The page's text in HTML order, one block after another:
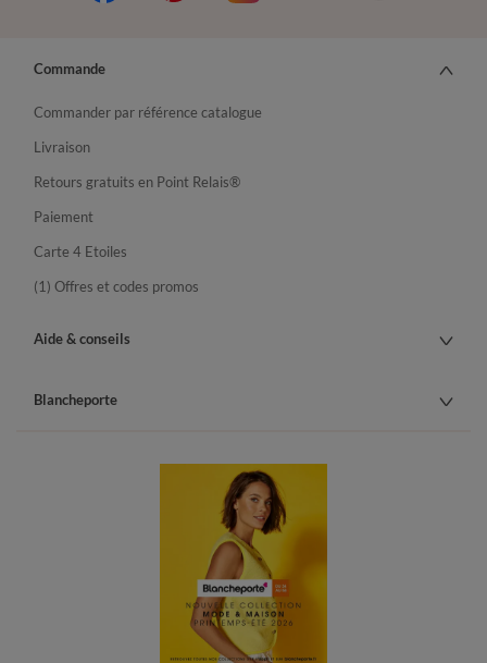
Commande
Commander par référence catalogue
Livraison
Retours gratuits en Point Relais®
Paiement
Carte 4 Etoiles
(1) Offres et codes promos
Aide & conseils
Blancheporte